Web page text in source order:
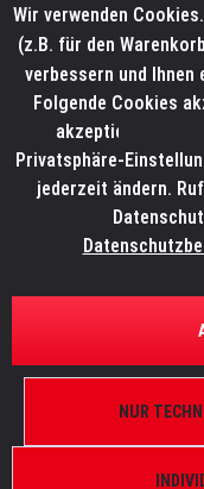
ÜBERSICHT
ELATION
oben und unten
Wir verwenden
(z.B. für den
verbessern und
Folgende Cookies
akzeptieren.
Privatsphäre-
jederzeit ändern.
NUR